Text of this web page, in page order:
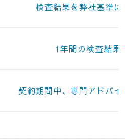
検査結果を弊社基準
1年間の検査結果
契約期間中、専門アドバ